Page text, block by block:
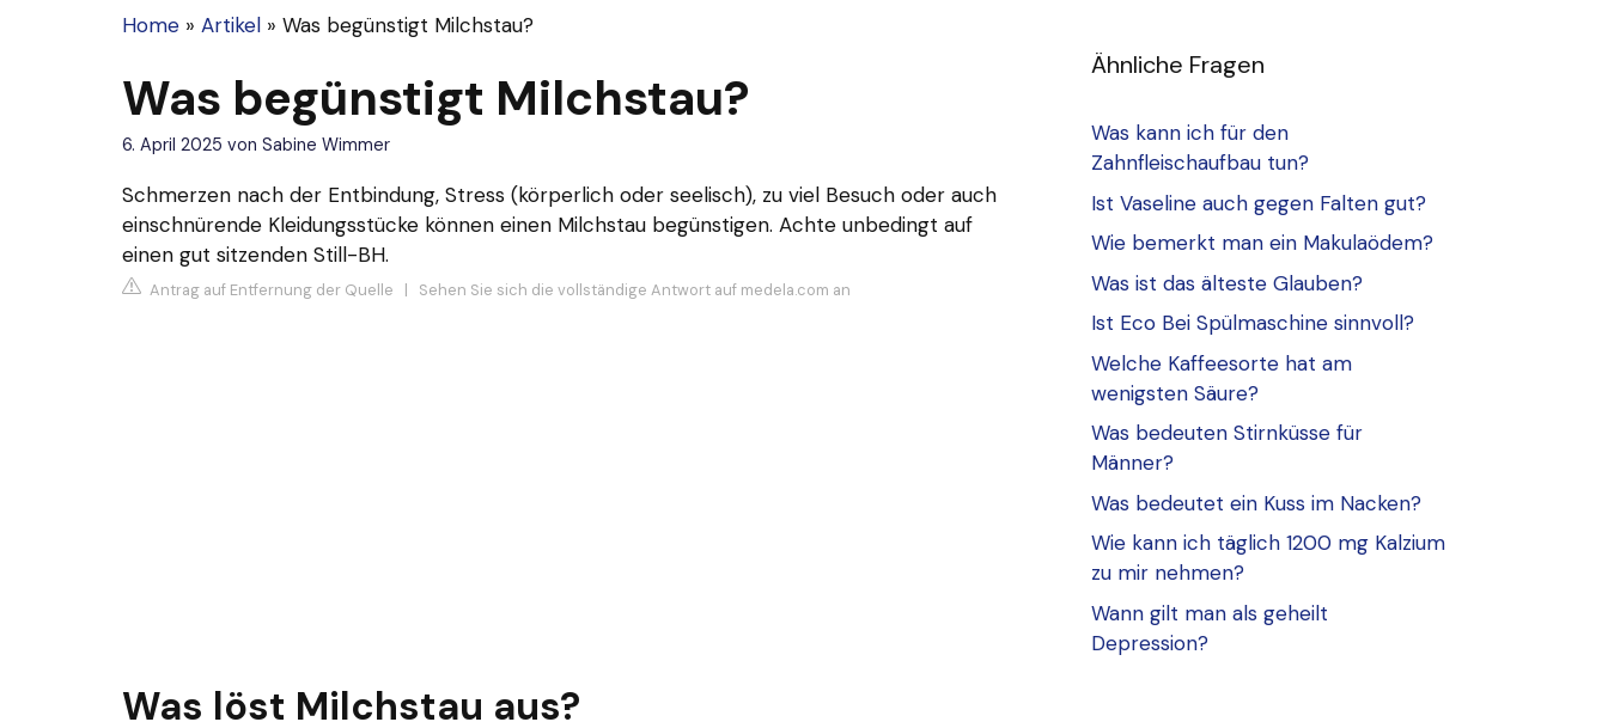
Home » Artikel » Was begünstigt Milchstau?
Was begünstigt Milchstau?
6. April 2025 von Sabine Wimmer
Schmerzen nach der Entbindung, Stress (körperlich oder seelisch), zu viel Besuch oder auch
einschnürende Kleidungsstücke können einen Milchstau begünstigen. Achte unbedingt auf
einen gut sitzenden Still-BH.
Antrag auf Entfernung der Quelle | Sehen Sie sich die vollständige Antwort auf medela.com an
Was löst Milchstau aus?
Ähnliche Fragen
Was kann ich für den
Zahnfleischaufbau tun?
Ist Vaseline auch gegen Falten gut?
Wie bemerkt man ein Makulaödem?
Was ist das älteste Glauben?
Ist Eco Bei Spülmaschine sinnvoll?
Welche Kaffeesorte hat am
wenigsten Säure?
Was bedeuten Stirnküsse für
Männer?
Was bedeutet ein Kuss im Nacken?
Wie kann ich täglich 1200 mg Kalzium
zu mir nehmen?
Wann gilt man als geheilt
Depression?